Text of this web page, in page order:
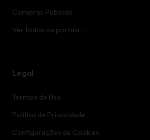
Compras Públicas
Ver todos os portais →
Legal
Termos de Uso
Política de Privacidade
Configurações de Cookies